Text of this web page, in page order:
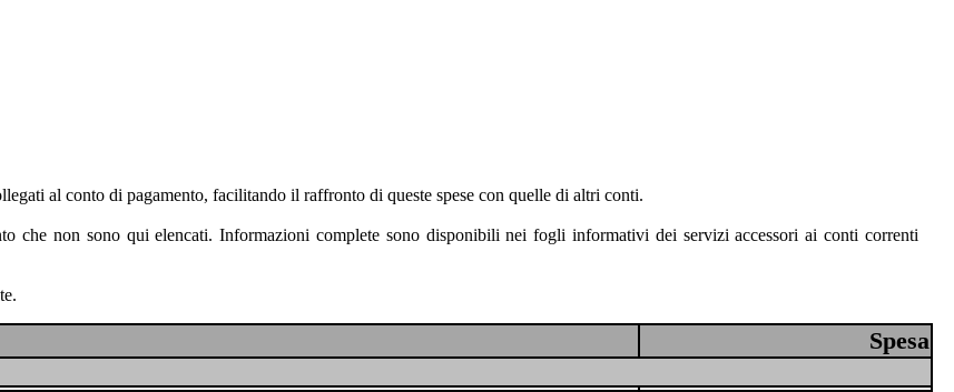
al conto di pagamento, facilitando il raffronto di queste spese con quelle di altri conti.
che non sono qui elencati. Informazioni complete sono disponibili nei fogli informativi dei servizi accessori ai conti correnti
Spesa